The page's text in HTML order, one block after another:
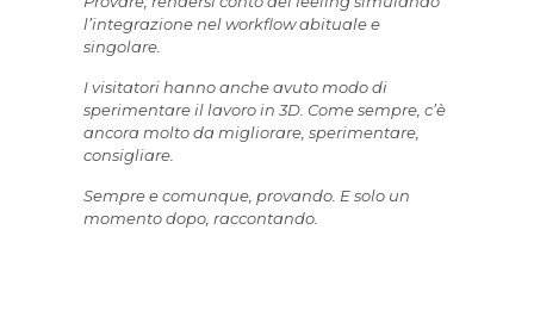
l’integrazione nel workflow abituale e
singolare.
I visitatori hanno anche avuto modo di
sperimentare il lavoro in 3D. Come sempre, c’è
ancora molto da migliorare, sperimentare,
consigliare.
Sempre e comunque, provando. E solo un
momento dopo, raccontando.